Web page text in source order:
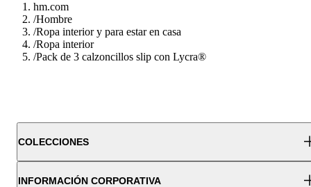
hm.com
/Hombre
/Ropa interior y para estar en casa
/Ropa interior
/Pack de 3 calzoncillos slip con Lycra®
COLECCIONES
INFORMACIÓN CORPORATIVA